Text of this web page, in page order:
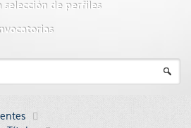
selección de perfiles